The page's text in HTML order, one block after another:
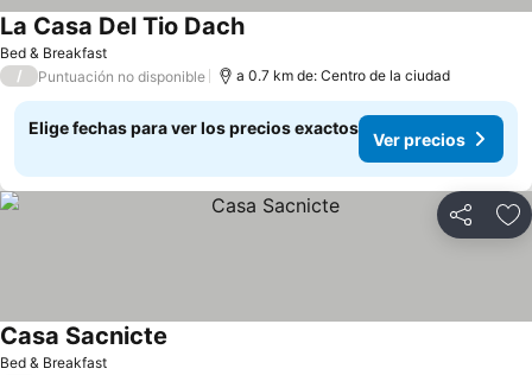
Bed & Breakfast
La Casa Del Tio Dach
/ Puntuación no disponible a 0.7 km de: Centro de la ciudad
Elige fechas para ver los precios exactos
Ver precios
Compartir
Bed & Breakfast
Casa Sacnicte